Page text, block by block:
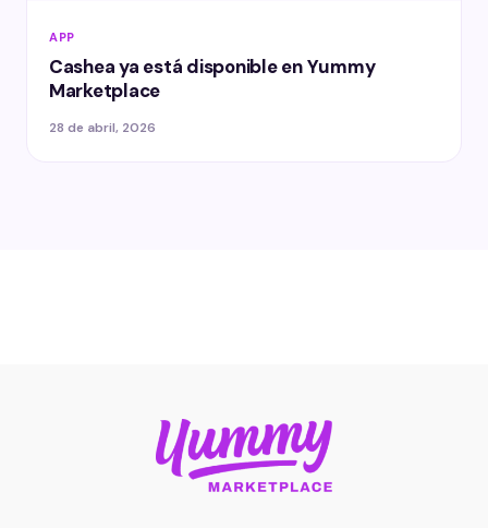
APP
Cashea ya está disponible en Yummy
Marketplace
28 de abril, 2026